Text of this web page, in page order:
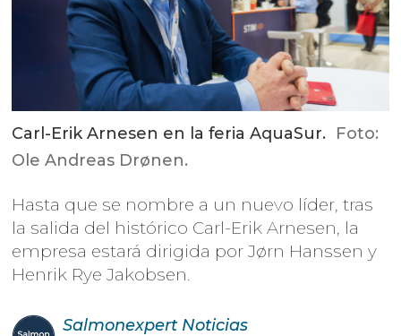
Carl-Erik Arnesen en la feria AquaSur. Foto:
Ole Andreas Drønen.
Hasta que se nombre a un nuevo líder, tras
la salida del histórico Carl-Erik Arnesen, la
empresa estará dirigida por Jørn Hanssen y
Henrik Rye Jakobsen.
Salmonexpert Noticias